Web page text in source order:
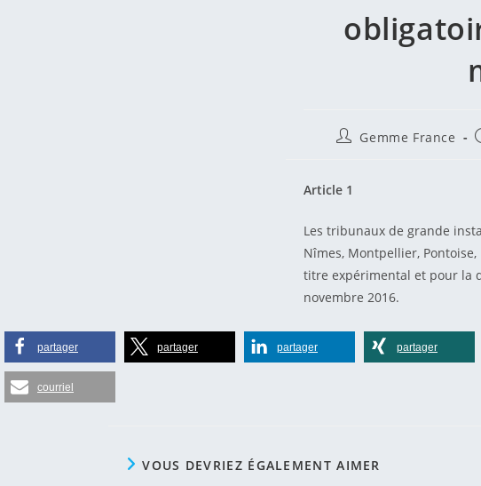
Auteur/autrice
publication :
Gemme France
Article 1
Les tribunaux de grande
Nîmes, Montpellier,
titre expérimental et pour la
novembre 2016.
partager partager partager partager
courriel
VOUS DEVRIEZ ÉGALEMENT AIMER